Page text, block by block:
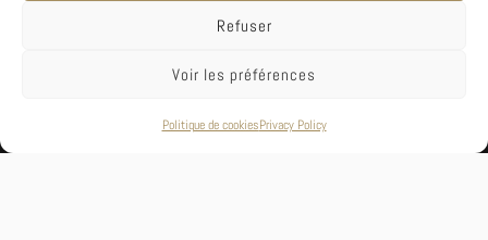
Refuser
Voir les préférences
Politique de cookiesPrivacy Policy
LES ATELIERS DE LA COMÈTE
— 2025